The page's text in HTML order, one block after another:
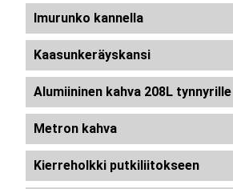
Imurunko kannella
Kaasunkeräyskansi
Alumiininen kahva 208L tynnyrille
Metron kahva
Kierreholkki putkiliitokseen